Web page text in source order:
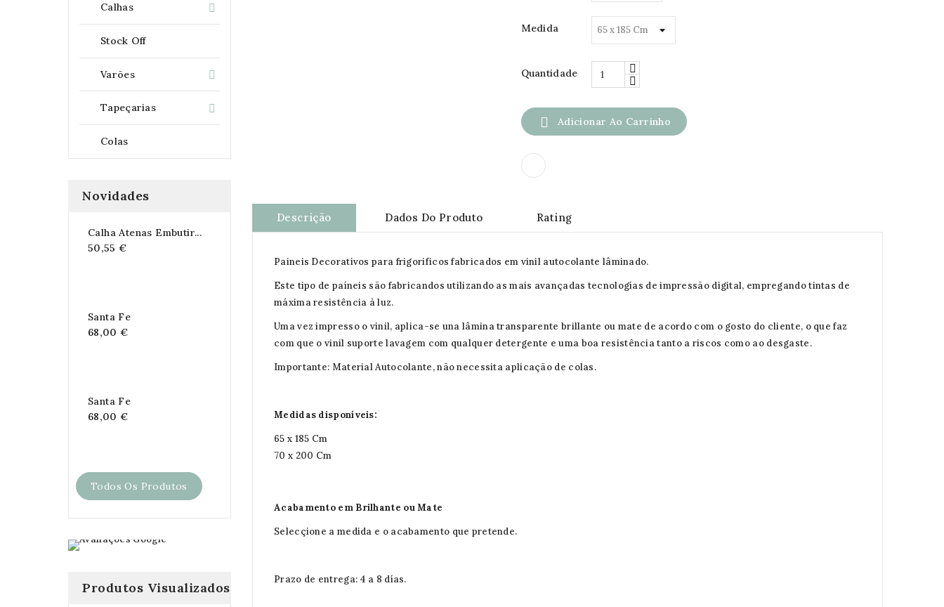

Calhas
Stock Off

Varões

Tapeçarias
Colas
Novidades
Calha Atenas Embutir...
50,55 €
Santa Fe
68,00 €
Santa Fe
68,00 €
Todos Os Produtos
Produtos Visualizados
Medida
Quantidade
 Adicionar Ao Carrinho
Descrição Dados Do Produto Rating
Paineis Decorativos para frigorificos fabricados em vinil autocolante lâminado.
Este tipo de paíneis são fabricandos utilizando as mais avançadas tecnologías de impressão digital, empregando tintas de
máxima resistência à luz.
Uma vez impresso o vinil, aplica-se una lâmina transparente brillante ou mate de acordo com o gosto do cliente, o que faz
com que o vinil suporte lavagem com qualquer detergente e uma boa resistência tanto a riscos como ao desgaste.
Importante: Material Autocolante, não necessita aplicação de colas.
Medidas disponíveis:
65 x 185 Cm
70 x 200 Cm
Acabamento em Brilhante ou Mate
Selecçione a medida e o acabamento que pretende.
Prazo de entrega: 4 a 8 días.